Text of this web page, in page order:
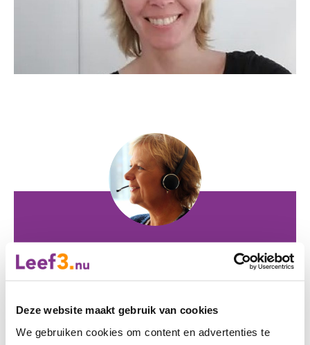
Deze website maakt gebruik van cookies
We gebruiken cookies om content en advertenties te
Interesse?
Heeft u interesse in Beauty ’n Feet? Stuur dan
469 23 23 .